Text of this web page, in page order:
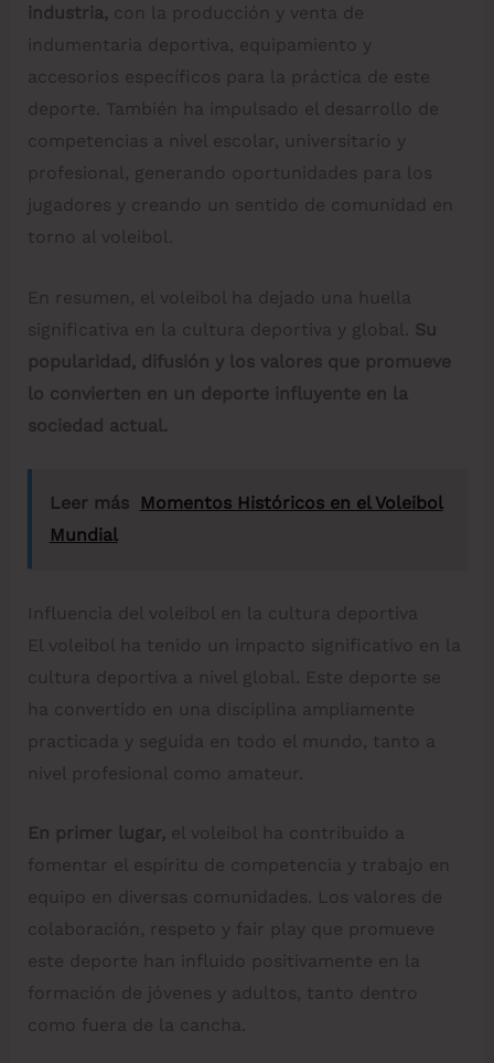
industria,con la producción y venta de
indumentaria deportiva, equipamiento y
accesorios específicos para la práctica de este
deporte. También ha impulsado el desarrollo de
competencias a nivel escolar, universitario y
profesional, generando oportunidades para los
jugadores y creando un sentido de comunidad en
torno al voleibol.
En resumen, el voleibol ha dejado una huella
significativa en la cultura deportiva y global. Su
popularidad, difusión y los valores que promueve
lo convierten en un deporte influyente en la
sociedad actual.
Leer más
Momentos Históricos en el Voleibol
Mundial
Influencia del voleibol en la cultura deportiva
El voleibol ha tenido un impacto significativo en la
cultura deportiva a nivel global. Este deporte se
ha convertido en una disciplina ampliamente
practicada y seguida en todo el mundo, tanto a
nivel profesional como amateur.
En primer lugar,el voleibol ha contribuido a
fomentar el espíritu de competencia y trabajo en
equipo en diversas comunidades. Los valores de
colaboración, respeto y fair play que promueve
este deporte han influido positivamente en la
formación de jóvenes y adultos, tanto dentro
como fuera de la cancha.